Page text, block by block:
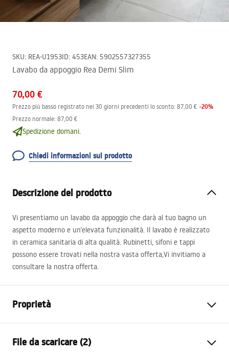
SKU: REA-U1953ID: 453EAN: 5902557327355
Lavabo da appoggio Rea Demi Slim
70,00 €
Prezzo più basso registrato nei 30 giorni precedenti lo sconto: 87,00 € -20%
Prezzo normale: 87,00 €
Spedizione domani.
Chiedi informazioni sul prodotto
Descrizione del prodotto
Vi presentiamo un lavabo da appoggio che darà al tuo bagno un
aspetto moderno e un’elevata funzionalità. Il lavabo è realizzato
in ceramica sanitaria di alta qualità. Rubinetti, sifoni e tappi
possono essere trovati nella nostra vasta offerta,Vi invitiamo a
consultare la nostra offerta.
Proprietà
Materiale
File da scaricare (2)